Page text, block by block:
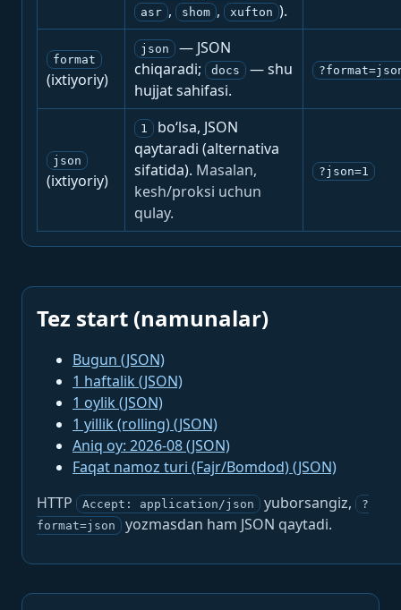
asr , shom , xufton ).
format
(ixtiyoriy)
json
— JSON
chiqaradi;
docs
— shu
hujjat sahifasi.
json
(ixtiyoriy)
1
bo‘lsa, JSON
qaytaradi (alternativa
sifatida). Masalan,
kesh/proksi uchun
qulay.
?json=1
Tez start (namunalar)
Bugun (JSON)
1 haftalik (JSON)
1 oylik (JSON)
1 yillik (rolling) (JSON)
Aniq oy: 2026-08 (JSON)
Faqat namoz turi (Fajr/Bomdod) (JSON)
HTTP
Accept: application/json yuborsangiz,
?
format=json
yozmasdan ham JSON qaytadi.